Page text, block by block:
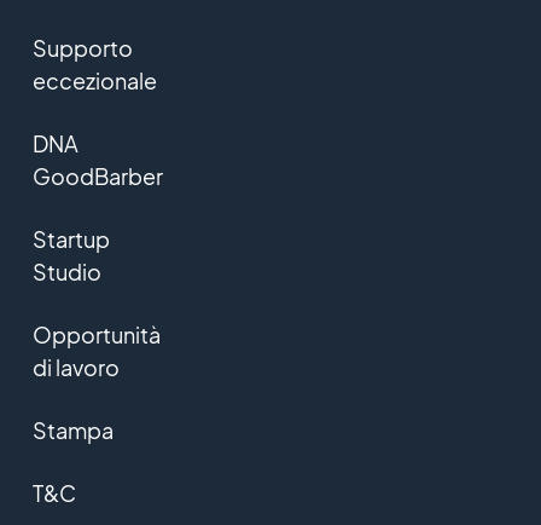
Supporto
eccezionale
DNA
GoodBarber
Startup
Studio
Opportunità
di lavoro
Stampa
T&C